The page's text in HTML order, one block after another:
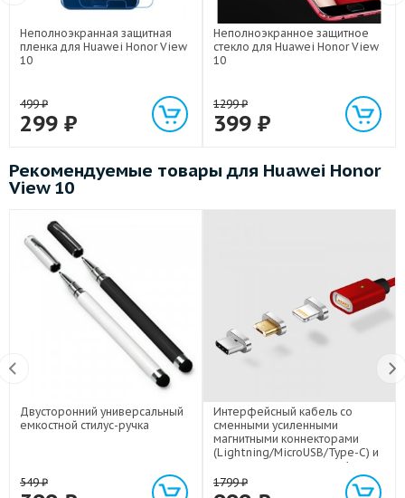
Неполноэкранная защитная
пленка для Huawei Honor View
10
499₽
299 ₽
Неполноэкранное защитное
стекло для Huawei Honor View
10
1299₽
399 ₽
Рекомендуемые товары для Huawei Honor
View 10
Двусторонний универсальный
емкостной стилус-ручка
549₽
Интерфейсный кабель со
сменными усиленными
магнитными коннекторами
(Lightning/MicroUSB/Type-C) и
световым индикатором 1м
1799₽